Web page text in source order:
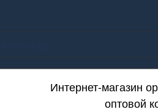
Интернет-магазин
оптовой